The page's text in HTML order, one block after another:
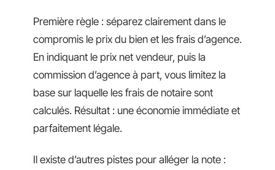
Première règle : séparez clairement dans le
compromis le prix du bien et les frais d’agence.
En indiquant le prix net vendeur, puis la
commission d’agence à part, vous limitez la
base sur laquelle les frais de notaire sont
calculés. Résultat : une économie immédiate et
parfaitement légale.
Il existe d’autres pistes pour alléger la note :